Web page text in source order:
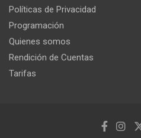
Políticas de Privacidad
Programación
Quienes somos
Rendición de Cuentas
Tarifas